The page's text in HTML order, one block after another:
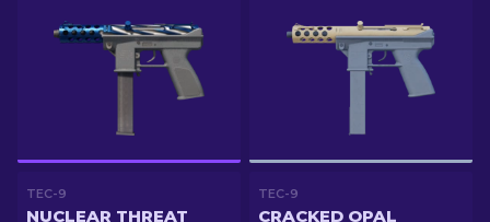
TEC-9
NUCLEAR THREAT
TEC-9
CRACKED OPAL